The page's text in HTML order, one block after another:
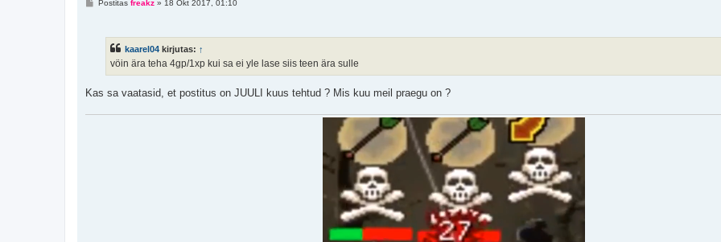
Postitas freakz» 18 Okt 2017, 01:10
kaarel04 kirjutas: ↑
vöin ära teha 4gp/1xp kui sa ei yle lase siis teen ära sulle
Kas sa vaatasid, et postitus on JUULI kuus tehtud ? Mis kuu meil praegu on ?